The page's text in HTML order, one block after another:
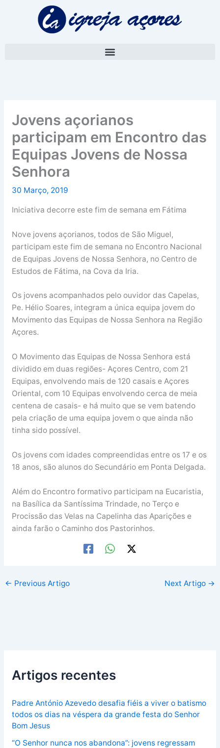
Jovens açorianos
participam em Encontro das
Equipas Jovens de Nossa
Senhora
30 Março, 2019
Iniciativa decorre este fim de semana em Fátima
Nove jovens açorianos, todos de São Miguel,
participam este fim de semana no Encontro Nacional
de Equipas Jovens de Nossa Senhora, no Centro de
Estudos de Fátima, na Cova da Iria.
Os jovens acompanhados pelo ouvidor das Capelas,
Pe. Hélio Soares, integram a única equipa jovem do
Movimento das Equipas de Nossa Senhora na Região
Açores.
O Movimento das Equipas de Nossa Senhora está
dividido em duas regiões- Açores Centro, com 21
Equipas, envolvendo mais de 120 casais e Açores
Oriental, com 10 Equipas envolvendo cerca de meia
centena de casais- e há muito que se vem batendo
pela criação de uma equipa jovem o que ainda não
tinha sido possível.
Os jovens com idades compreendidas entre os 17 e os
18 anos, são alunos do Secundário em Ponta Delgada.
Além do Encontro formativo participam na Eucaristia,
na Basílica da Santíssima Trindade, no Terço e
Procissão das Velas na Capelinha das Aparições e
ainda farão o Caminho dos Pastorinhos.
← Previous Artigo Next Artigo →
Artigos recentes
Padre António Azevedo desafia fiéis a viver o batismo
todos os dias na véspera da grande festa do Senhor
Bom Jesus
“O Senhor nunca nos abandona”: jovens regressam